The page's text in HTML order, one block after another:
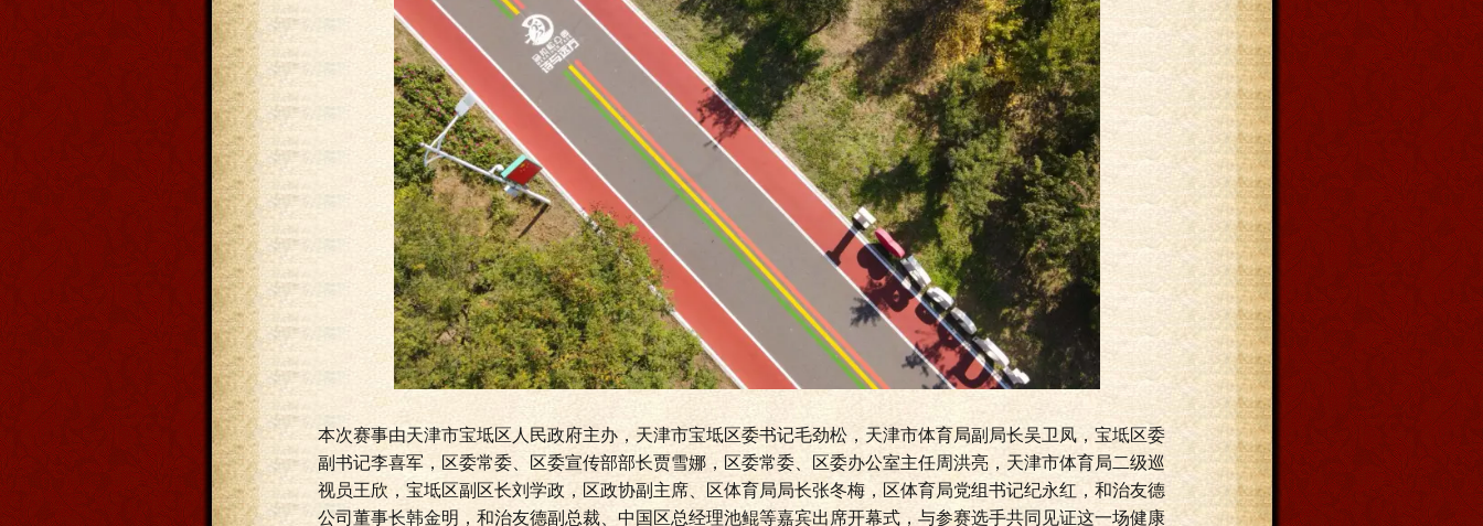
本次赛事由天津市宝坻区人民政府主办，天津市宝坻区委书记毛劲松，天津市体育局副局长吴卫凤，宝坻区委
副书记李喜军，区委常委、区委宣传部部长贾雪娜，区委常委、区委办公室主任周洪亮，天津市体育局二级巡
视员王欣，宝坻区副区长刘学政，区政协副主席、区体育局局长张冬梅，区体育局党组书记纪永红，和治友德
公司董事长韩金明，和治友德副总裁、中国区总经理池鲲等嘉宾出席开幕式，与参赛选手共同见证这一场健康